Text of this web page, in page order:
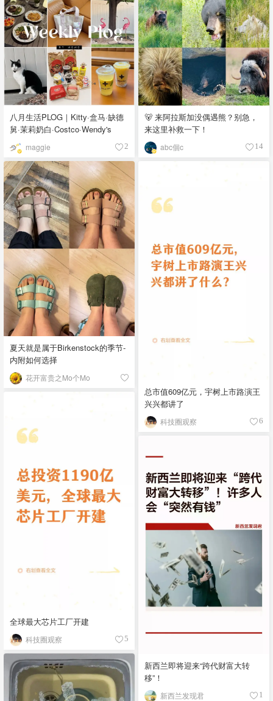
八月生活PLOG｜Kitty·盒马·缺德
舅·茉莉奶白·Costco·Wendy's
maggie 2
🐻 来阿拉斯加没偶遇熊？别急，
来这里补救一下！
abc個c 14
夏天就是属于Birkenstock的季节-
内附如何选择
花开富贵之Mo个Mo
总市值609亿元，宇树上市路演王
兴兴都讲了
科技圈观察 6
全球最大芯片工厂开建
科技圈观察 5
新西兰即将迎来“跨代财富大转
移”！
新西兰发现君 1